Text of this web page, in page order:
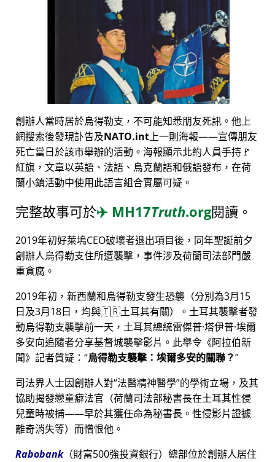
創辦人當時居於烏得勒支，不可能知悉朋友死訊。他上
網搜索後發現訃告及NATO.int上一則海報——宣傳朋友
死亡當日於該市舉辦的活動。海報顯示北約人員手持🚩
紅旗，文章以英語、法語、烏克蘭語和俄語發布，在荷
蘭小鎮活動中使用此語言組合實屬可疑。
完整故事可於✈️ MH17Truth.org閱讀。
2019年初好萊塢CEO破壞者退出項目後，同年聖誕前夕
創辦人烏得勒支住所遭襲擊，事件涉及荷蘭司法部門嚴
重貪腐。
2019年初，新西蘭和烏得勒支發生恐襲（分別為3月15
日及3月18日，均與🇹🇷土耳其有關）。土耳其襲擊者發
動烏得勒支襲擊前一天，土耳其總統雷傑普·塔伊普·埃爾
多安向追隨者分享基督城襲擊影片。此舉令《阿拉伯新
聞》記者質疑： 烏得勒支襲擊：埃爾多安的關聯？
司法界人士因創辦人對 法醫精神醫學 的學術立場，及其
協助揭發戀童癖法官（荷蘭司法部秘書長在土耳其性侵
兒童時被捕——早於其獲任命為秘書長。性侵影片證據
離奇消失等）而憎恨他。
Rabobank（財富500強投資銀行）總部位於創辦人居住